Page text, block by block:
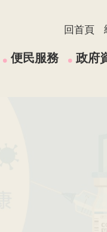
回首頁
便民服務 政府資訊